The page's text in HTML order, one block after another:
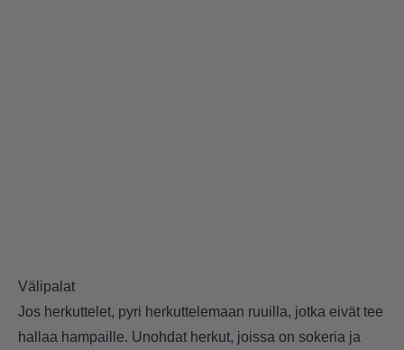
Välipalat
Jos herkuttelet, pyri herkuttelemaan ruuilla, jotka eivät tee
hallaa hampaille. Unohdat herkut, joissa on sokeria ja